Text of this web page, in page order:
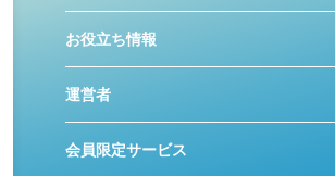
お役立ち情報
運営者
会員限定サービス